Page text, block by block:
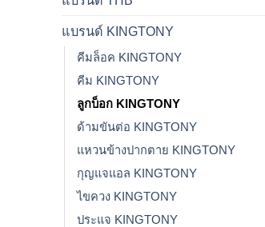
แบรนด์ KINGTONY
คีมล็อค KINGTONY
คีม KINGTONY
ลูกบ็อก KINGTONY
ด้ามขันต่อ KINGTONY
แหวนข้างปากตาย KINGTONY
กุญแจแอล KINGTONY
ไขควง KINGTONY
ประแจ KINGTONY